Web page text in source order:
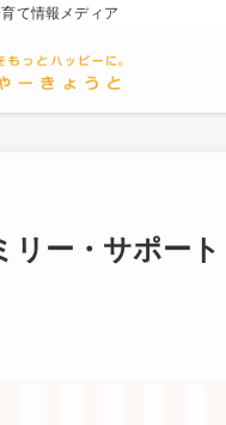
て情報メディア
リー・サポー